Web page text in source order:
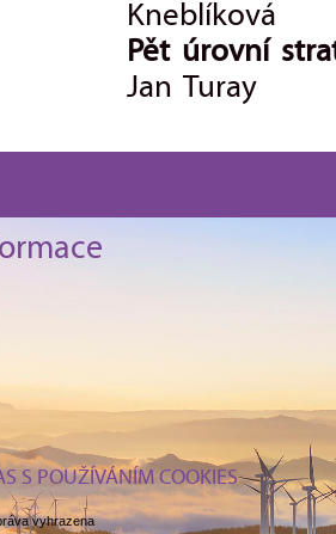
Kneblíková
Pět úrovní
Jan Turay
S POUŽÍVÁNÍM COOKIES
vyhrazena